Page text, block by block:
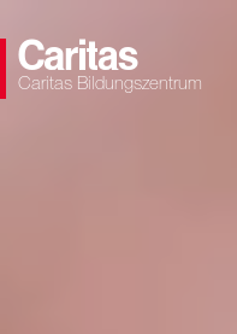
Caritas Bildungszentrum